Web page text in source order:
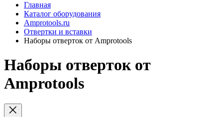
Главная
Каталог оборудования
Amprotools.ru
Отвертки и вставки
Наборы отверток от Amprotools
Наборы отверток от
Amprotools